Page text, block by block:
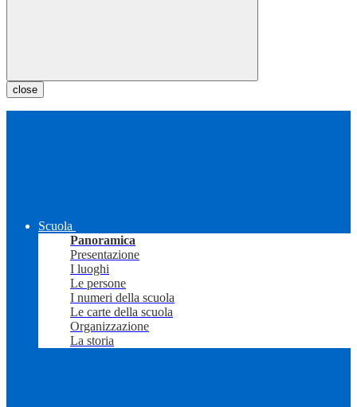
close
Scuola
Panoramica
Presentazione
I luoghi
Le persone
I numeri della scuola
Le carte della scuola
Organizzazione
La storia